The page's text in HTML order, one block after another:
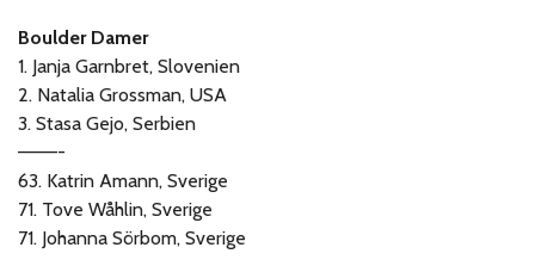
Boulder Damer
1. Janja Garnbret, Slovenien
2. Natalia Grossman, USA
3. Stasa Gejo, Serbien
———-
63. Katrin Amann, Sverige
71. Tove Wåhlin, Sverige
71. Johanna Sörbom, Sverige